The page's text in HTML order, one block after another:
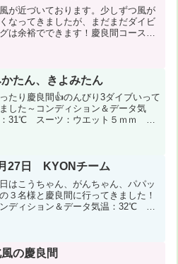
が近づいております。少しずつ風が
なってきましたが、まだまだダイビ
は余裕でできます！慶良間コースの
ンロードはコチラか...
たん、きよみたん
たり慶良間👍のんびり3ダイブいって
した～コンディション＆データ気
31℃ スーツ：ウエット５ｍｍ 担
（7番崎）...
27日 KYONチーム
はこうちゃん、がんちゃん、パパッ
３名様と慶良間に行ってきました！
ディション＆データ気温：32℃ ス
目：渡...
の慶良間